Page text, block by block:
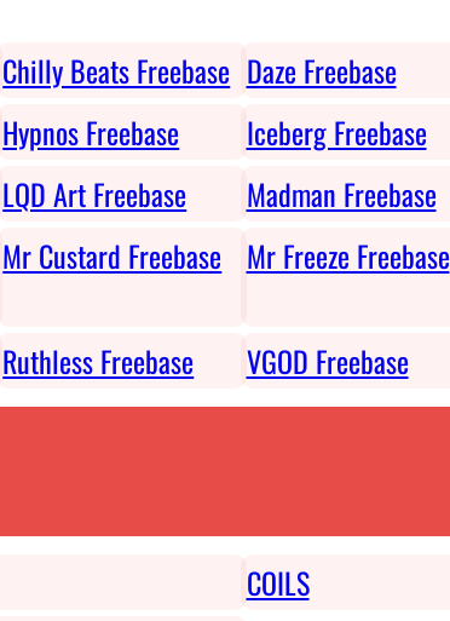
Chilly Beats Freebase Daze Freebase
Hypnos Freebase Iceberg Freebase
LQD Art Freebase Madman Freebase
Mr Custard Freebase Mr Freeze Freebase
Ruthless Freebase VGOD Freebase
COILS